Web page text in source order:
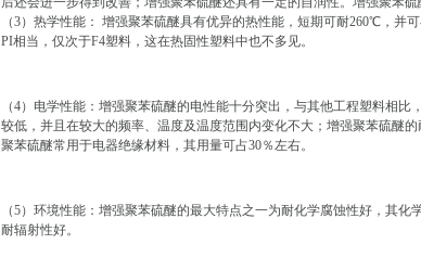
（3）热学性能： 增强聚苯硫醚具有优异的热性能，短期可耐260℃，并
PI相当，仅次于F4塑料，这在热固性塑料中也不多见。
（4）电学性能：增强聚苯硫醚的电性能十分突出，与其他工程塑料相
较低，并且在较大的频率、温度及温度范围内变化不大；增强聚苯硫醚
聚苯硫醚常用于电器绝缘材料，其用量可占30％左右。
（5）环境性能：增强聚苯硫醚的最大特点之一为耐化学腐蚀性好，其化
耐辐射性好。